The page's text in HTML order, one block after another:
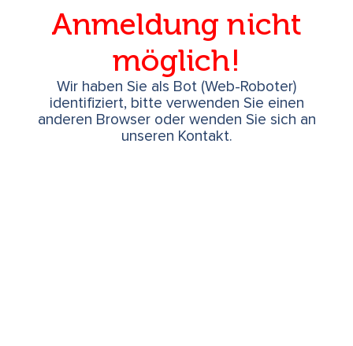
Anmeldung nicht
möglich!
Wir haben Sie als Bot (Web-Roboter)
identifiziert, bitte verwenden Sie einen
anderen Browser oder wenden Sie sich an
unseren Kontakt.